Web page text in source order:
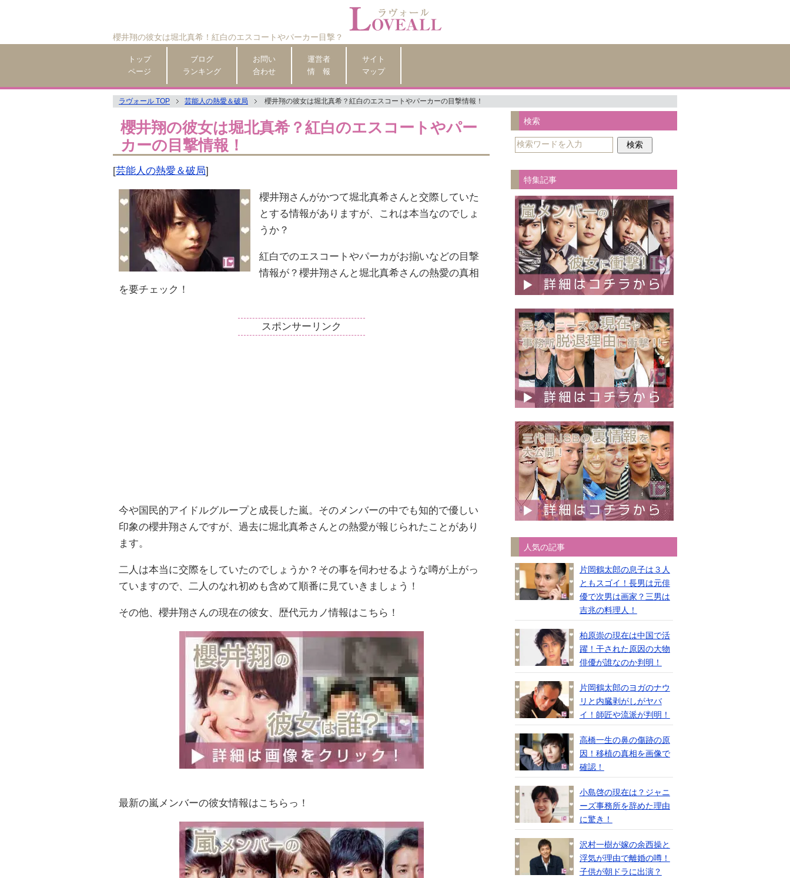
櫻井翔の彼女は堀北真希！紅白のエスコートやパーカー目撃？
トップ
ページ
ブログ
ランキング
お問い
合わせ
運営者
情 報
サイト
マップ
ラヴォール TOP 芸能人の熱愛＆破局 櫻井翔の彼女は堀北真希？紅白のエスコートやパーカーの目撃情報！
櫻井翔の彼女は堀北真希？紅白のエスコートやパー
カーの目撃情報！
[芸能人の熱愛＆破局]
櫻井翔さんがかつて堀北真希さんと交際していた
とする情報がありますが、これは本当なのでしょ
うか？
紅白でのエスコートやパーカがお揃いなどの目撃
情報が？櫻井翔さんと堀北真希さんの熱愛の真相
を要チェック！
スポンサーリンク
今や国民的アイドルグループと成長した嵐。そのメンバーの中でも知的で優しい
印象の櫻井翔さんですが、過去に堀北真希さんとの熱愛が報じられたことがあり
ます。
二人は本当に交際をしていたのでしょうか？その事を伺わせるような噂が上がっ
ていますので、二人のなれ初めも含めて順番に見ていきましょう！
その他、櫻井翔さんの現在の彼女、歴代元カノ情報はこちら！
最新の嵐メンバーの彼女情報はこちらっ！
検索
特集記事
人気の記事
片岡鶴太郎の息子は３人
ともスゴイ！長男は元俳
優で次男は画家？三男は
吉兆の料理人！
柏原崇の現在は中国で活
躍！干された原因の大物
俳優が誰なのか判明！
片岡鶴太郎のヨガのナウ
リと内臓剥がしがヤバ
イ！師匠や流派が判明！
高橋一生の鼻の傷跡の原
因！移植の真相を画像で
確認！
小島啓の現在は？ジャニ
ーズ事務所を辞めた理由
に驚き！
沢村一樹が嫁の余西操と
浮気が理由で離婚の噂！
子供が朝ドラに出演？